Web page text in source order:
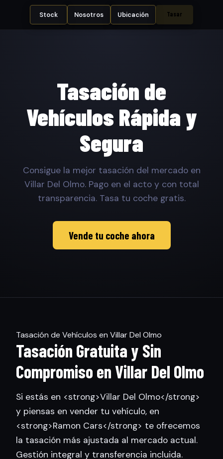
Stock Nosotros Ubicación Tasar
Tasación de
Vehículos Rápida y
Segura
Consigue la mejor tasación del mercado en
Villar Del Olmo. Pago en el acto y con total
transparencia. Tasa tu coche gratis.
Vende tu coche ahora
Tasación de Vehículos en Villar Del Olmo
Tasación Gratuita y Sin
Compromiso en Villar Del Olmo
Si estás en <strong>Villar Del Olmo</strong>
y piensas en vender tu vehículo, en
<strong>Ramon Cars</strong> te ofrecemos
la tasación más ajustada al mercado actual.
Gestión integral y transferencia incluida.